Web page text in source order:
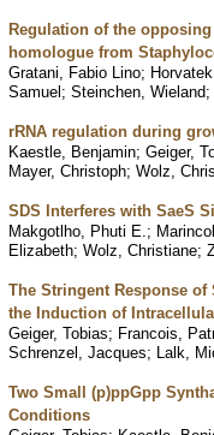
Regulation of the
homologue from
Gratani, Fabio Lino;
Samuel; Steinchen, Wieland;
rRNA regulation during
Kaestle, Benjamin; Geiger,
Mayer, Christoph; Wolz,
SDS Interferes with SaeS
Makgotlho, Phuti E. ;
Elizabeth; Wolz, Christiane;
The Stringent Response
the Induction of
Geiger, Tobias; Francois,
Schrenzel, Jacques; Lalk,
Two Small (p)ppGpp
Conditions